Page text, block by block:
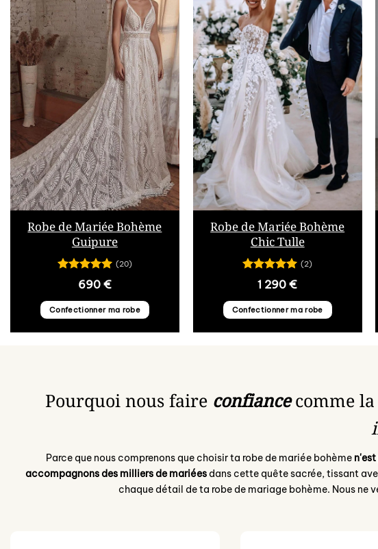
Robe de Mariée Bohème
Guipure
Note5sur
(20)
690 €
Confectionner ma robe
Robe de Mariée Bohème
Chic Tulle
Note5sur
(2)
1 290€
Confectionner ma robe
Pourquoi nous faire confiancecomme la
Parce que nous comprenons que choisir ta robe de mariée bohème
accompagnons des milliers de mariéesdans cette quête sacrée, tissant
chaque détail de ta robe de mariage bohème. Nous ne